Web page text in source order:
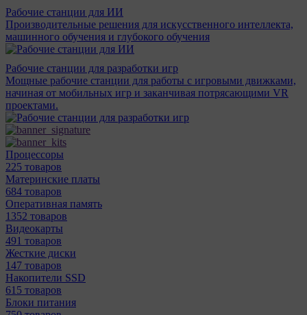
Рабочие станции для ИИ
Производительные решения для искусственного интеллекта,
машинного обучения и глубокого обучения
Рабочие станции для разработки игр
Мощные рабочие станции для работы с игровыми движками,
начиная от мобильных игр и заканчивая потрясающими VR
проектами.
Процессоры
225 товаров
Материнcкие платы
684 товаров
Оперативная память
1352 товаров
Видеокарты
491 товаров
Жесткие диски
147 товаров
Накопители SSD
615 товаров
Блоки питания